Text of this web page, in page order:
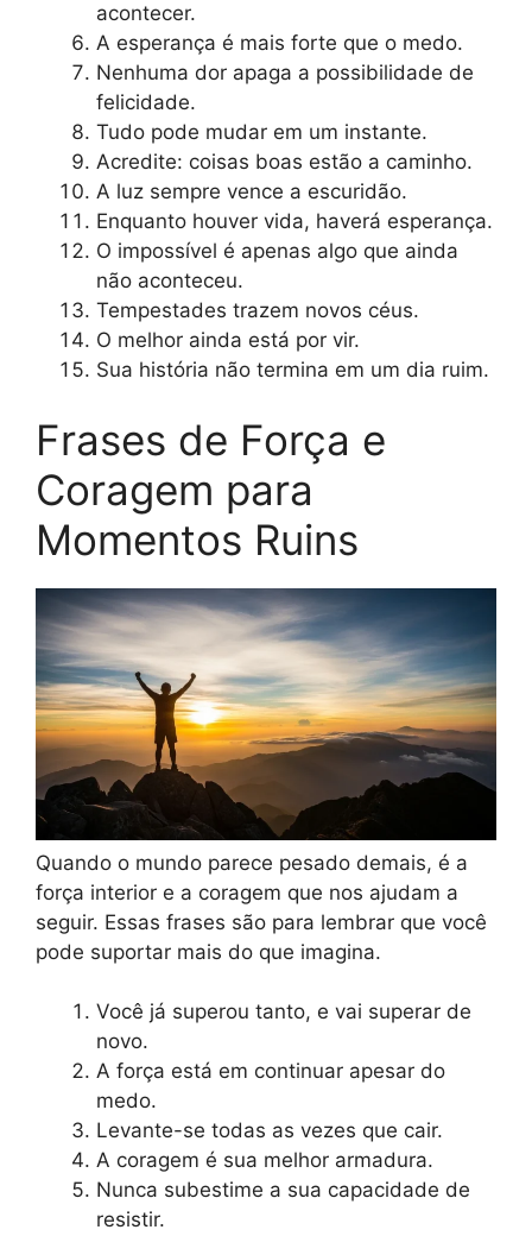
acontecer.
A esperança é mais forte que o medo.
Nenhuma dor apaga a possibilidade de
felicidade.
Tudo pode mudar em um instante.
Acredite: coisas boas estão a caminho.
A luz sempre vence a escuridão.
Enquanto houver vida, haverá esperança.
O impossível é apenas algo que ainda
não aconteceu.
Tempestades trazem novos céus.
O melhor ainda está por vir.
Sua história não termina em um dia ruim.
Frases de Força e
Coragem para
Momentos Ruins
Quando o mundo parece pesado demais, é a
força interior e a coragem que nos ajudam a
seguir. Essas frases são para lembrar que você
pode suportar mais do que imagina.
Você já superou tanto, e vai superar de
novo.
A força está em continuar apesar do
medo.
Levante-se todas as vezes que cair.
A coragem é sua melhor armadura.
Nunca subestime a sua capacidade de
resistir.